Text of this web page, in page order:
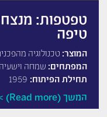
טפטפות:
טיפה
המוצר: טכנולוגיה
המפתחים: שמחה
תחילת הפיתוח: 1959
המשך (Read more)